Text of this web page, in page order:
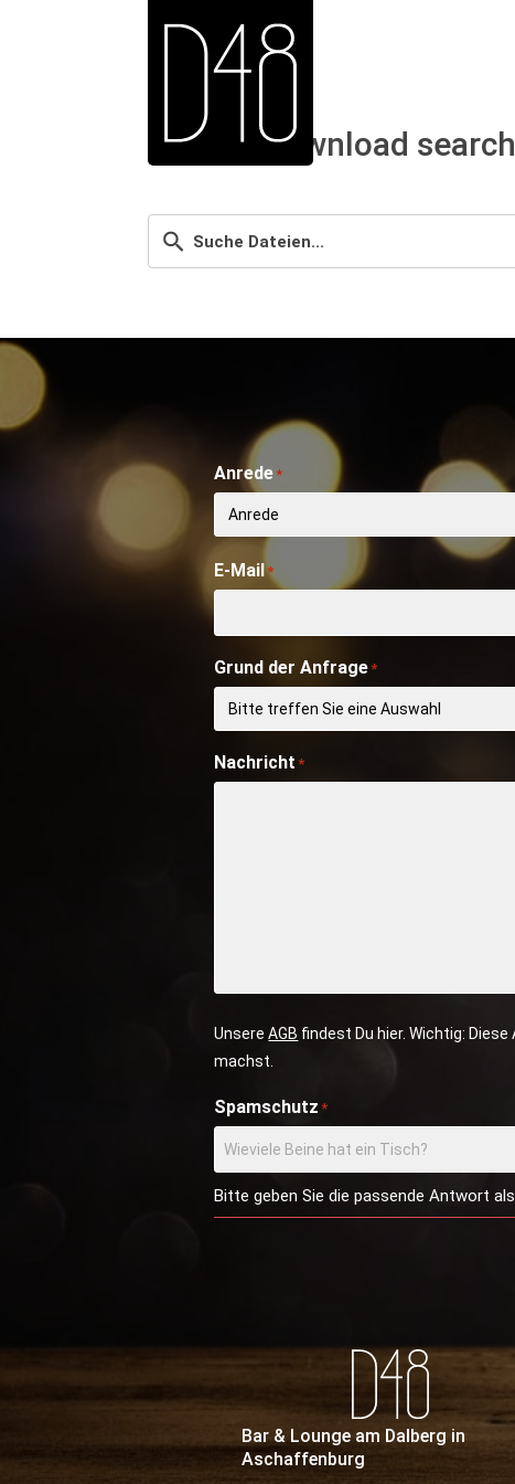
WP File download search
Anrede*
E-Mail*
Grund der Anfrage*
Nachricht *
UnsereAGB findest Du hier. Wichtig:
machst.
Spamschutz *
Bitte geben Sie die passende Antwort
Bar & Lounge am Dalberg in
Aschaffenburg